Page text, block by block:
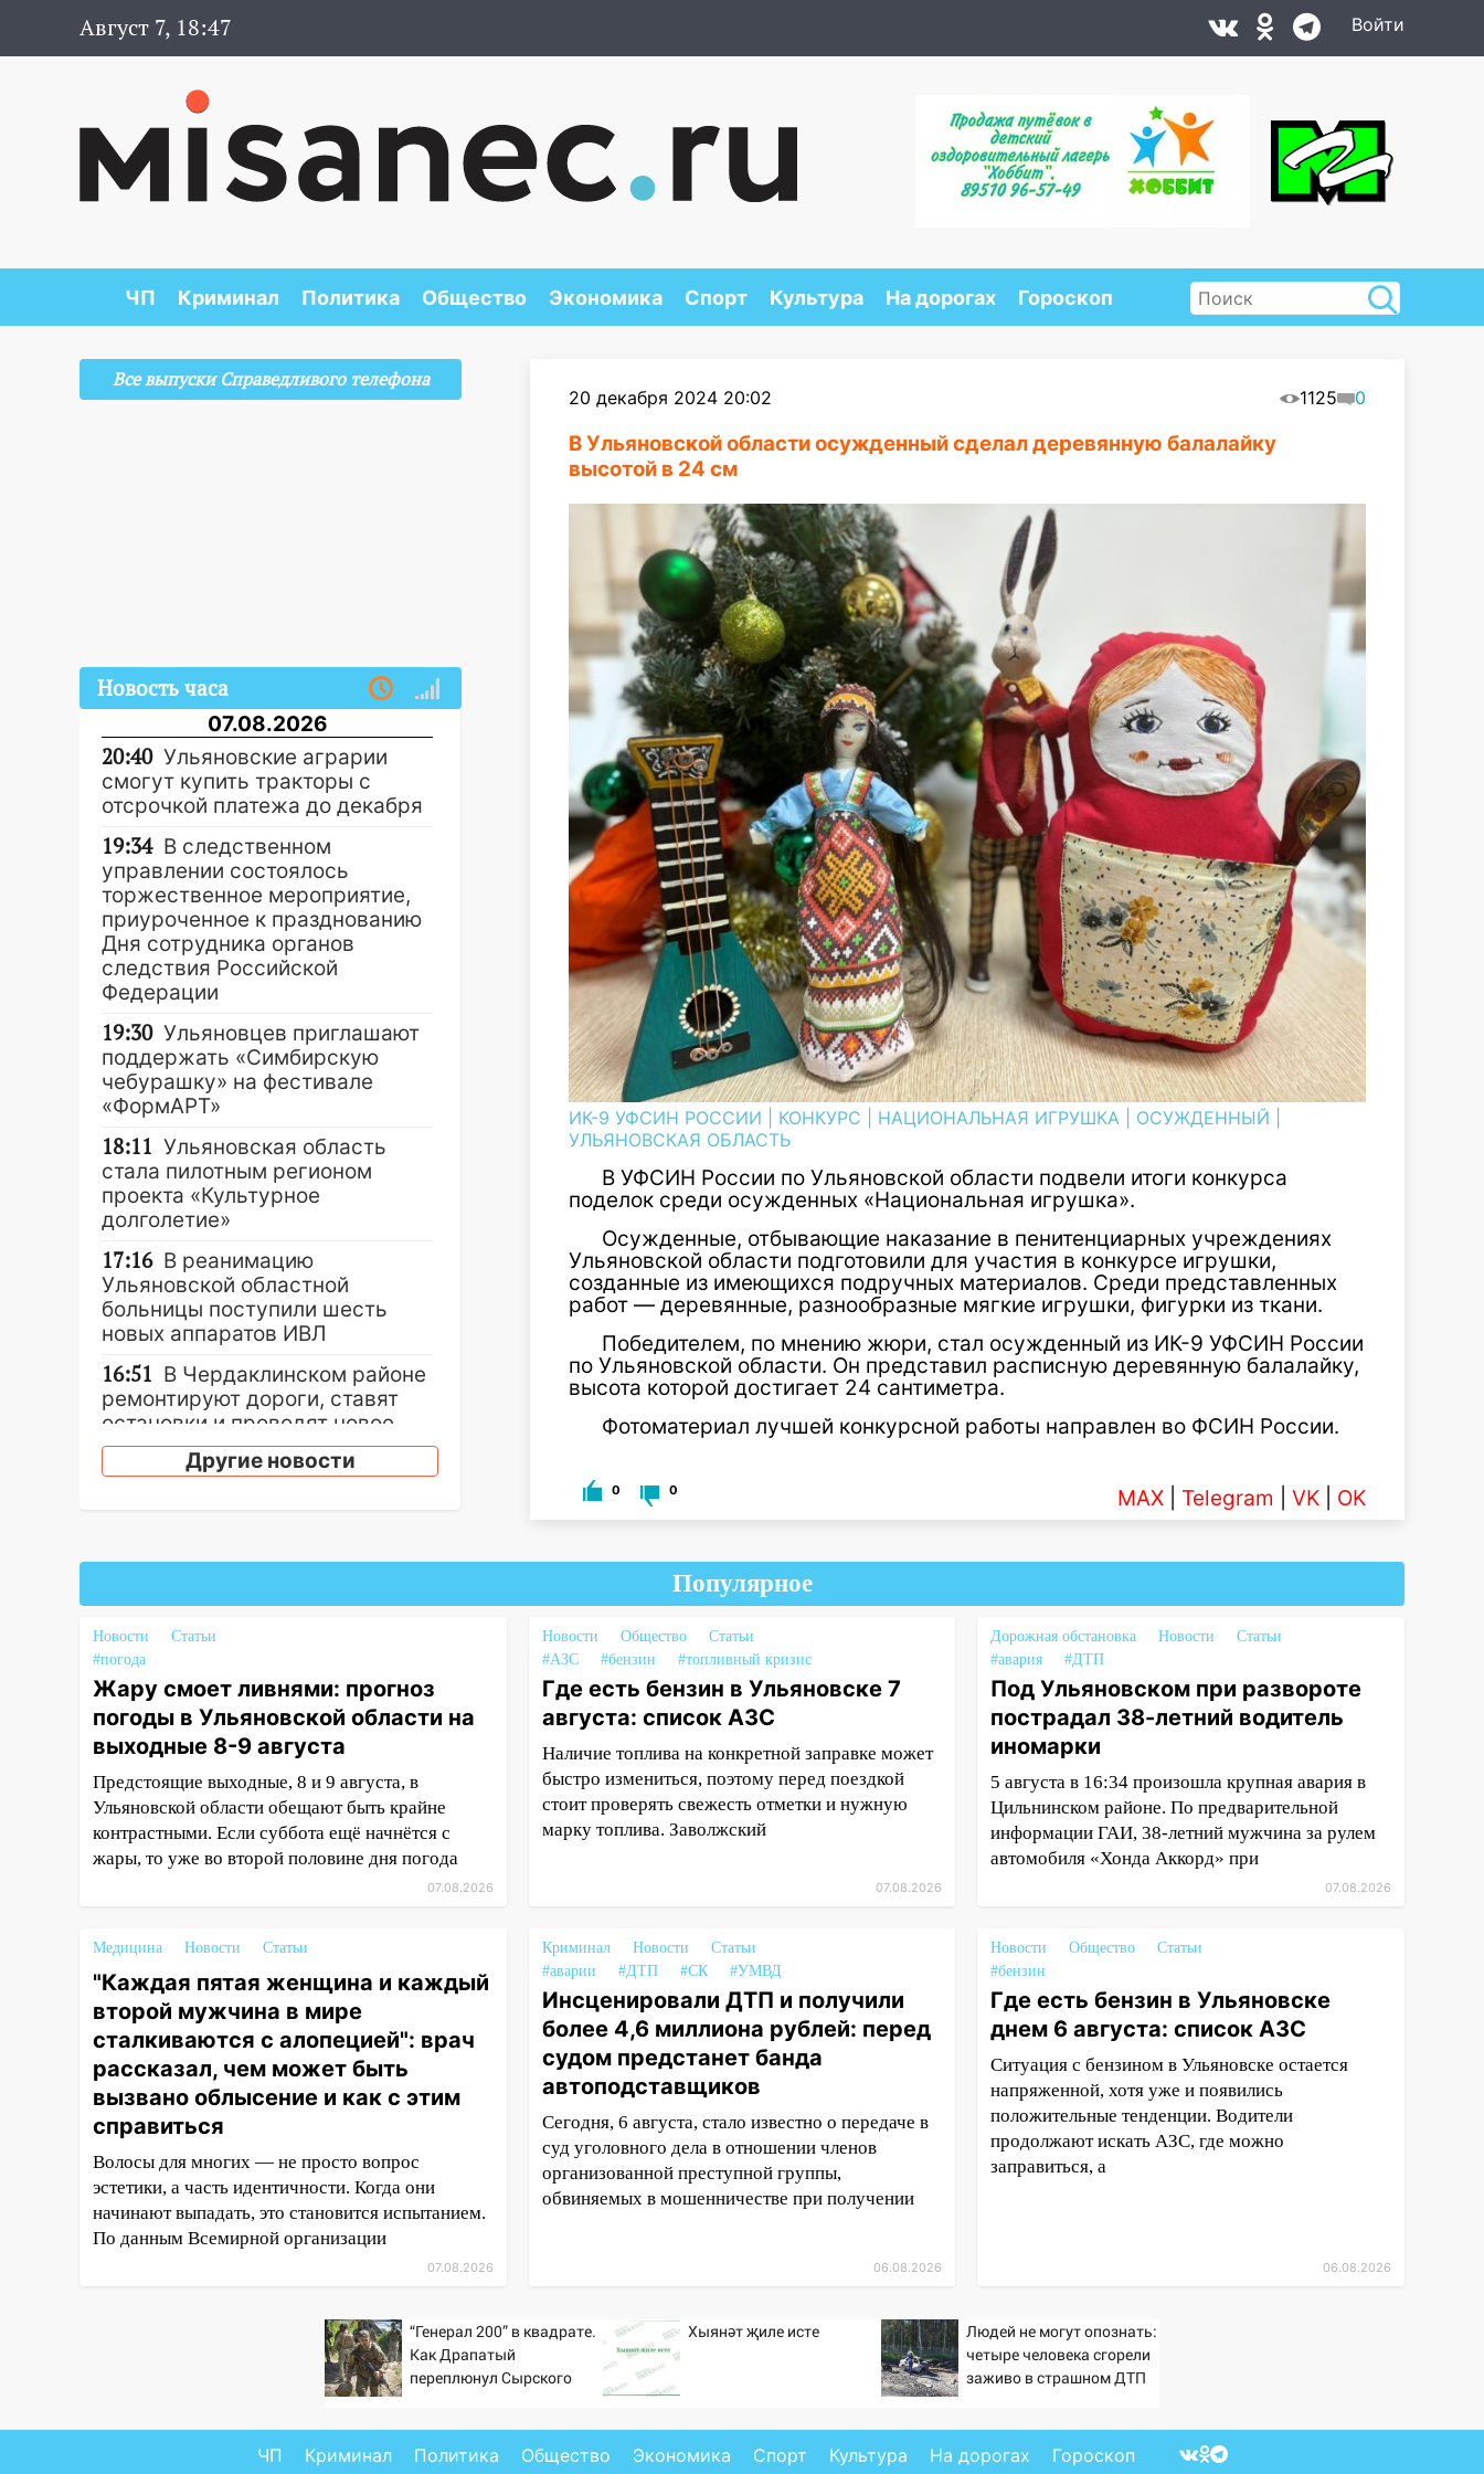
Август 7, 18:47 Войти
ЧП Криминал Политика Общество Экономика Спорт Культура На дорогах Гороскоп
20 декабря 2024 20:02 1125 0
В Ульяновской области осужденный сделал деревянную балалайку
высотой в 24 см
ИК-9 УФСИН РОССИИ КОНКУРС НАЦИОНАЛЬНАЯ ИГРУШКА ОСУЖДЕННЫЙ
УЛЬЯНОВСКАЯ ОБЛАСТЬ
В УФСИН России по Ульяновской области подвели итоги конкурса
поделок среди осужденных «Национальная игрушка».
Осужденные, отбывающие наказание в пенитенциарных учреждениях
Ульяновской области подготовили для участия в конкурсе игрушки,
созданные из имеющихся подручных материалов. Среди представленных
работ — деревянные, разнообразные мягкие игрушки, фигурки из ткани.
Победителем, по мнению жюри, стал осужденный из ИК-9 УФСИН России
по Ульяновской области. Он представил расписную деревянную балалайку,
высота которой достигает 24 сантиметра.
Фотоматериал лучшей конкурсной работы направлен во ФСИН России.
0 0 MAX Telegram VK OK
Все выпуски Справедливого телефона
Новость часа
07.08.2026
20:40 Ульяновские аграрии
смогут купить тракторы с
отсрочкой платежа до декабря
19:34 В следственном
управлении состоялось
торжественное мероприятие,
приуроченное к празднованию
Дня сотрудника органов
следствия Российской
Федерации
19:30 Ульяновцев приглашают
поддержать «Симбирскую
чебурашку» на фестивале
«ФормАРТ»
18:11 Ульяновская область
стала пилотным регионом
проекта «Культурное
долголетие»
17:16 В реанимацию
Ульяновской областной
больницы поступили шесть
новых аппаратов ИВЛ
16:51 В Чердаклинском районе
ремонтируют дороги, ставят
остановки и проводят новое
освещение
покажут матч «Волги» под
открытым небом
16:12
госуниверситете разработают
отечественный прибор для
цифровой ПЦР
15:47 Ульяновцы могут
вернуть деньги за абонементы
закрывшегося фитнес-клуба
«Рекорд-Fitness»
Ульяновской области привели
в порядок детские площадки
15:27 Прокуратура проверяет
капремонт школы в селе
Кивать
15:08 В Кузоватово после
прокурорской проверки
обновили разметку на
пешеходных переходах
14:40 На проспекте Гая в
Ульяновске запретили
В Новом городе 8 августа
пройдет большой фестиваль
мотофристайлом и концертом
Жару смоет ливнями:
Другие новости
Популярное
Новости
Статьи
#погода
Жару смоет ливнями: прогноз
погоды в Ульяновской области на
выходные 8-9 августа
Предстоящие выходные, 8 и 9 августа, в
Ульяновской области обещают быть крайне
контрастными. Если суббота ещё начнётся с
жары, то уже во второй половине дня погода
07.08.2026
Новости Общество
Статьи
#АЗС
#бензин #топливный кризис
Где есть бензин в Ульяновске 7
августа: список АЗС
Наличие топлива на конкретной заправке может
быстро измениться, поэтому перед поездкой
стоит проверять свежесть отметки и нужную
марку топлива. Заволжский
07.08.2026
Дорожная обстановка Новости
Статьи
#авария
#ДТП
Под Ульяновском при развороте
пострадал 38-летний водитель
иномарки
5 августа в 16:34 произошла крупная авария в
Цильнинском районе. По предварительной
информации ГАИ, 38-летний мужчина за рулем
автомобиля «Хонда Аккорд» при
07.08.2026
Медицина Новости Статьи
"Каждая пятая женщина и каждый
второй мужчина в мире
сталкиваются с алопецией": врач
рассказал, чем может быть
вызвано облысение и как с этим
справиться
Волосы для многих — не просто вопрос
эстетики, а часть идентичности. Когда они
начинают выпадать, это становится испытанием.
По данным Всемирной организации
07.08.2026
Криминал Новости
Статьи
#аварии
#ДТП #СК #УМВД
Инсценировали ДТП и получили
более 4,6 миллиона рублей: перед
судом предстанет банда
автоподставщиков
Сегодня, 6 августа, стало известно о передаче в
суд уголовного дела в отношении членов
организованной преступной группы,
обвиняемых в мошенничестве при получении
06.08.2026
Новости Общество
Статьи
#бензин
Где есть бензин в Ульяновске
днем 6 августа: список АЗС
Ситуация с бензином в Ульяновске остается
напряженной, хотя уже и появились
положительные тенденции. Водители
продолжают искать АЗС, где можно
заправиться, а
06.08.2026
“Генерал 200” в квадрате.
Как Драпатый
переплюнул Сырского
Хыянәт җиле исте
Людей не могут опознать:
четыре человека сгорели
заживо в страшном ДТП
ЧП Криминал Политика Общество Экономика Спорт Культура На дорогах Гороскоп